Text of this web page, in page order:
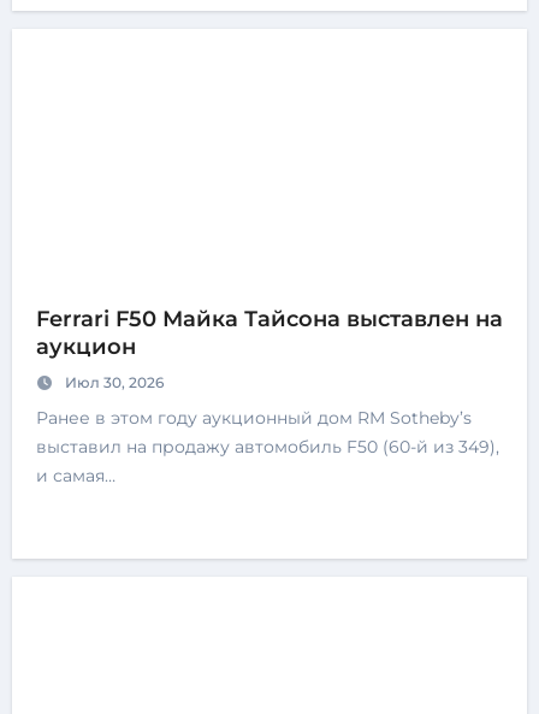
Ferrari F50 Майка Тайсона выставлен на
аукцион
Июл 30, 2026
Ранее в этом году аукционный дом RM Sotheby’s
выставил на продажу автомобиль F50 (60-й из 349),
и самая…